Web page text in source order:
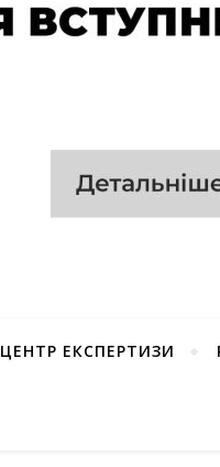
ЦЕНТР ЕКСПЕРТИЗИ